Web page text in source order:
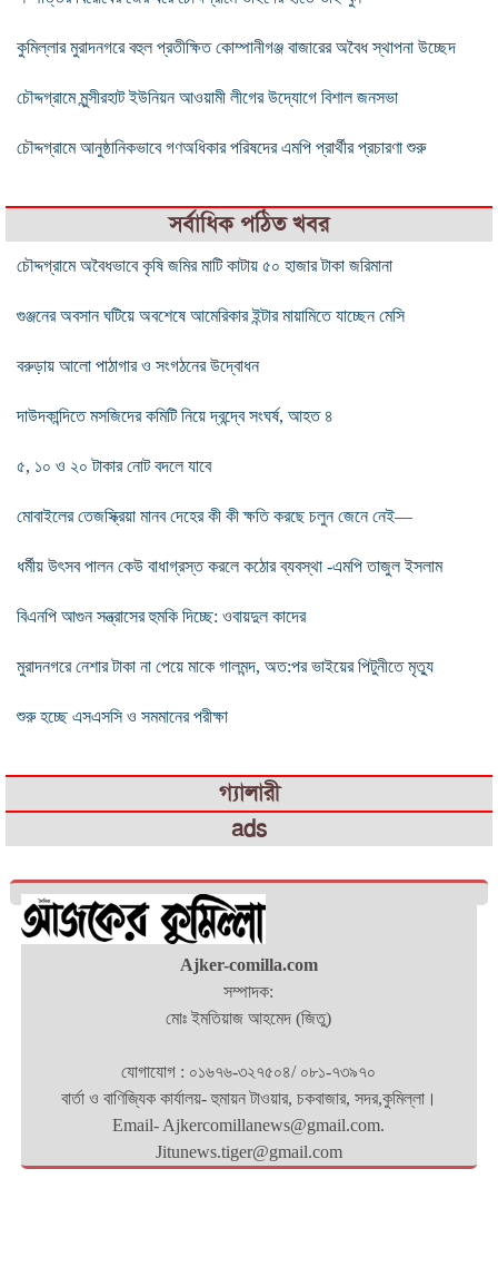
কুমিল্লার মুরাদনগরে বহুল প্রতীক্ষিত কোম্পানীগঞ্জ বাজারের অবৈধ স্থাপনা উচ্ছেদ
চৌদ্দগ্রামে মুন্সীরহাট ইউনিয়ন আওয়ামী লীগের উদ্যোগে বিশাল জনসভা
চৌদ্দগ্রামে আনুষ্ঠানিকভাবে গণঅধিকার পরিষদের এমপি প্রার্থীর প্রচারণা শুরু
সর্বাধিক পঠিত খবর
চৌদ্দগ্রামে অবৈধভাবে কৃষি জমির মাটি কাটায় ৫০ হাজার টাকা জরিমানা
গুঞ্জনের অবসান ঘটিয়ে অবশেষে আমেরিকার ইন্টার মায়ামিতে যাচ্ছেন মেসি
বরুড়ায় আলো পাঠাগার ও সংগঠনের উদ্বোধন
দাউদকান্দিতে মসজিদের কমিটি নিয়ে দ্বন্দ্বে সংঘর্ষ, আহত ৪
৫, ১০ ও ২০ টাকার নোট বদলে যাবে
মোবাইলের তেজস্ক্রিয়া মানব দেহের কী কী ক্ষতি করছে চলুন জেনে নেই—
ধর্মীয় উৎসব পালন কেউ বাধাগ্রস্ত করলে কঠোর ব্যবস্থা -এমপি তাজুল ইসলাম
বিএনপি আগুন সন্ত্রাসের হুমকি দিচ্ছে: ওবায়দুল কাদের
মুরাদনগরে নেশার টাকা না পেয়ে মাকে গালমন্দ, অত:পর ভাইয়ের পিটুনীতে মৃত্যু
শুরু হচ্ছে এসএসসি ও সমমানের পরীক্ষা
গ্যালারী
ads
Ajker-comilla.com
সম্পাদক:
মোঃ ইমতিয়াজ আহমেদ (জিতু)
যোগাযোগ : ০১৬৭৬-৩২৭৫০৪/ ০৮১-৭৩৯৭০
বার্তা ও বাণিজ্যিক কার্যালয়- হুমায়ন টাওয়ার, চকবাজার, সদর,কুমিল্লা।
Email- Ajkercomillanews@gmail.com.
Jitunews.tiger@gmail.com